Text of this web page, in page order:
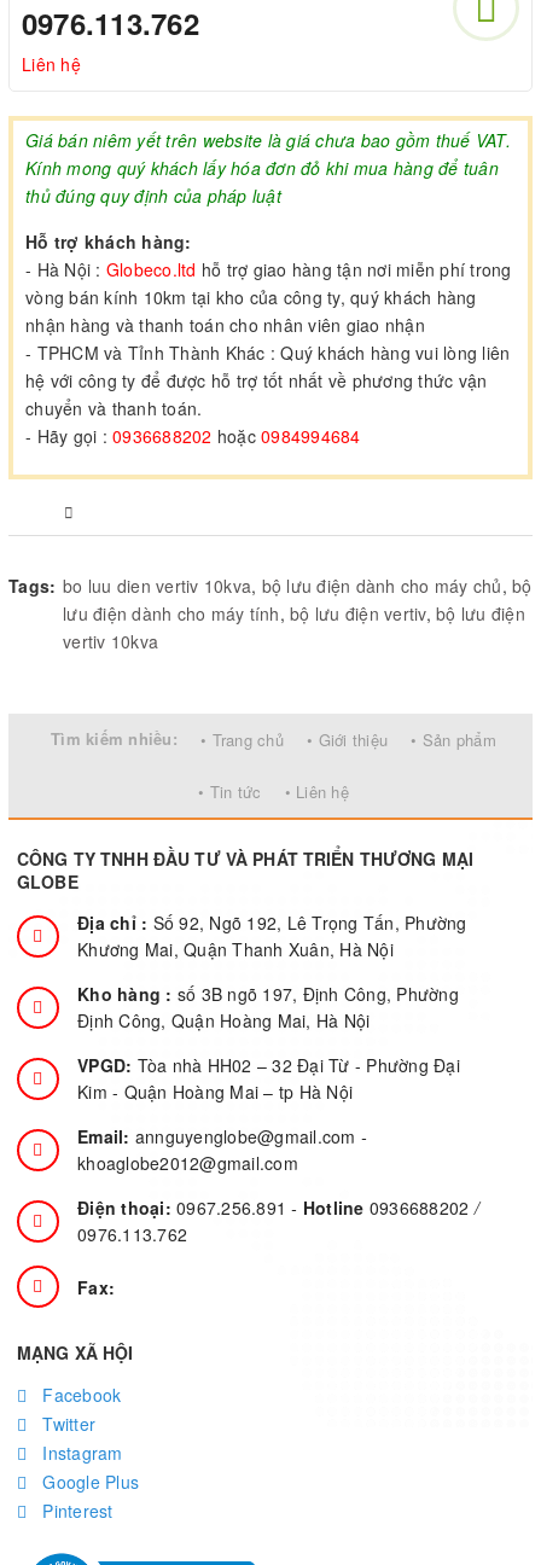
0976.113.762
Liên hệ
Giá bán niêm yết trên website là giá chưa bao gồm thuế VAT.
Kính mong quý khách lấy hóa đơn đỏ khi mua hàng để tuân
thủ đúng quy định của pháp luật
Hỗ trợ khách hàng:
- Hà Nội : Globeco.ltd hỗ trợ giao hàng tận nơi miễn phí trong
vòng bán kính 10km tại kho của công ty, quý khách hàng
nhận hàng và thanh toán cho nhân viên giao nhận
- TPHCM và Tỉnh Thành Khác : Quý khách hàng vui lòng liên
hệ với công ty để được hỗ trợ tốt nhất về phương thức vận
chuyển và thanh toán.
- Hãy gọi : 0936688202 hoặc 0984994684
Tags: bo luu dien vertiv 10kva, bộ lưu điện dành cho máy chủ, bộ
lưu điện dành cho máy tính, bộ lưu điện vertiv, bộ lưu điện
vertiv 10kva
Tìm kiếm nhiều: • Trang chủ • Giới thiệu • Sản phẩm
• Tin tức • Liên hệ
CÔNG TY TNHH ĐẦU TƯ VÀ PHÁT TRIỂN THƯƠNG MẠI
GLOBE
Địa chỉ : Số 92, Ngõ 192, Lê Trọng Tấn, Phường
Khương Mai, Quận Thanh Xuân, Hà Nội
Kho hàng : số 3B ngõ 197, Định Công, Phường
Định Công, Quận Hoàng Mai, Hà Nội
VPGD: Tòa nhà HH02 – 32 Đại Từ - Phường Đại
Kim - Quận Hoàng Mai – tp Hà Nội
Email: annguyenglobe@gmail.com -
khoaglobe2012@gmail.com
Điện thoại: 0967.256.891- Hotline 0936688202/
0976.113.762
Fax:
MẠNG XÃ HỘI
Facebook
Twitter
Instagram
Google Plus
Pinterest